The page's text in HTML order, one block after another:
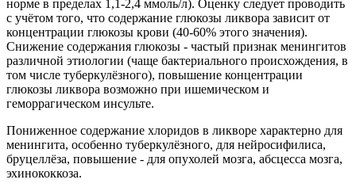
норме в пределах 1,1-2,4 ммоль/л). Оценку следует проводить
с учётом того, что содержание глюкозы ликвора зависит от
концентрации глюкозы крови (40-60% этого значения).
Снижение содержания глюкозы - частый признак менингитов
различной этиологии (чаще бактериального происхождения, в
том числе туберкулёзного), повышение концентрации
глюкозы ликвора возможно при ишемическом и
геморрагическом инсульте.
Пониженное содержание хлоридов в ликворе характерно для
менингита, особенно туберкулёзного, для нейросифилиса,
бруцеллёза, повышение - для опухолей мозга, абсцесса мозга,
эхинококкоза.